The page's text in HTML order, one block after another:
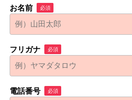
お名前 必須
フリガナ 必須
電話番号 必須